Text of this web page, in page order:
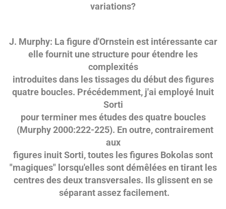
variations?
J. Murphy: La figure d'Ornstein est intéressante car
elle fournit une structure pour étendre les
complexités
introduites dans les tissages du début des figures
quatre boucles. Précédemment, j'ai employé Inuit
Sorti
pour terminer mes études des quatre boucles
(Murphy 2000:222-225). En outre, contrairement
aux
figures inuit Sorti, toutes les figures Bokolas sont
"magiques" lorsqu'elles sont démêlées en tirant les
centres des deux transversales. Ils glissent en se
séparant assez facilement.